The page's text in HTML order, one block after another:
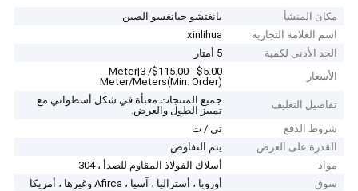
مكان المنشأ
يانغتشو جيانغسو الصين
اسم العلامة التجارية
xinlihua
الحد الأدنى لكمية
5 أمتار
الأسعار
$5.00 - $115.00/ Meter|3
Meter/Meters(Min. Order)
تفاصيل التغليف
جميع المنتجات معبأة في شكل أسطواني مع
تمييز الطول والعرض.
شروط الدفع
تي / ت
القدرة على العرض
يتم التفاوض
مواد
أسلاك الفولاذ المقاوم للصدأ ، 304
سوق
أوروبا ، أستراليا ، آسيا ، Afirca وغيرها ، أمريكا